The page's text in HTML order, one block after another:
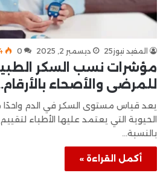
المفيد نيوز25 ديسمبر 2, 2025 0
مؤشرات نسب السكر
للمرضى والأصحاء
يعد قياس مستوى السكر في الدم واحدًا
الحيوية التي يعتمد عليها الأطباء
بالنسبة…
أكمل القراءة »